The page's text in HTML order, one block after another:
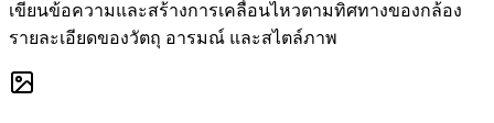
เขียนข้อความและสร้างการเคลื่อนไหวตามทิศทางของกล้อง
รายละเอียดของวัตถุ อารมณ์ และสไตล์ภาพ